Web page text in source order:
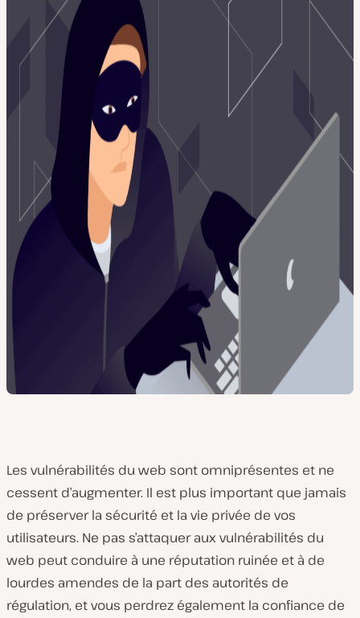
Les vulnérabilités du web sont omniprésentes et ne
cessent d’augmenter. Il est plus important que jamais
de préserver la sécurité et la vie privée de vos
utilisateurs. Ne pas s’attaquer aux vulnérabilités du
web peut conduire à une réputation ruinée et à de
lourdes amendes de la part des autorités de
régulation, et vous perdrez également la confiance de